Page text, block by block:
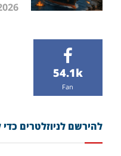
23/07/2026
54.1k
Fan
להירשם לניוזלטרים